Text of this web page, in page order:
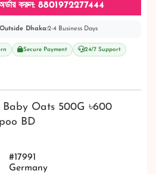
করুন: 8801972277444
Outside Dhaka:2-4 Business Days
Secure Payment 24/7 Support
Oats 500G ৳600
BD
#17991
Germany